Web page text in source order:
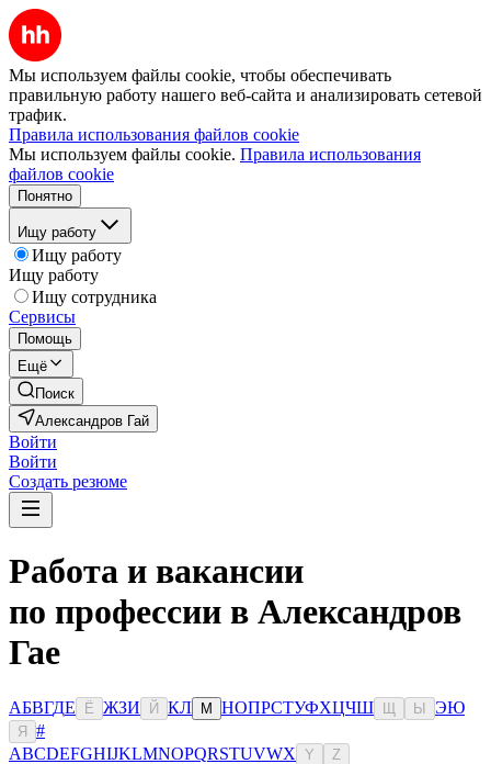
Мы используем файлы cookie, чтобы обеспечивать
правильную работу нашего веб-сайта и анализировать сетевой
трафик.
Правила использования файлов cookie
Мы используем файлы cookie. Правила использования
файлов cookie
Понятно
Ищу работу
Ищу работу
Ищу работу
Ищу сотрудника
Сервисы
Помощь
Ещё
Поиск
Александров Гай
Войти
Войти
Создать резюме
Работа и вакансии
по профессии в Александров
Гае
АБВГДЕ Ё ЖЗИ Й КЛ М НОПРСТУФХЦЧШ Ы ЭЮ
Я
#
ABCDEFGHIJKLMNOPQRSTUVWX Y Z